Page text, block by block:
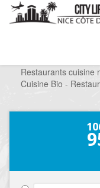
Restaurants cuisine
Cuisine Bio -